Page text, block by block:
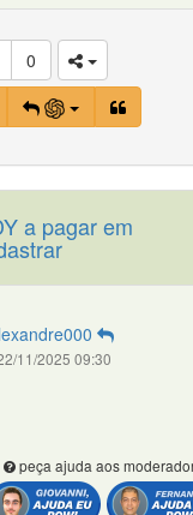
0
a pagar em
11/2025 09:30
peça ajuda aos